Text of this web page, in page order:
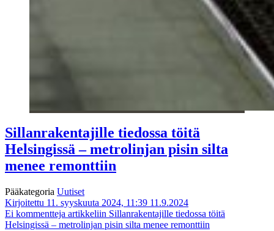
Sillanrakentajille tiedossa töitä
Helsingissä – metrolinjan pisin silta
menee remonttiin
Pääkategoria Uutiset
Kirjoitettu 11. syyskuuta 2024, 11:39 11.9.2024
Ei kommentteja artikkeliin Sillanrakentajille tiedossa töitä
Helsingissä – metrolinjan pisin silta menee remonttiin